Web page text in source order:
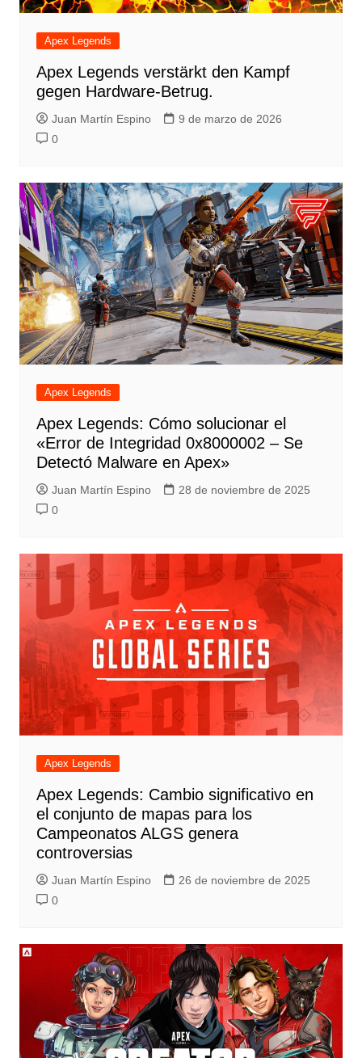
Apex Legends
Apex Legends verstärkt den Kampf
gegen Hardware-Betrug.
Juan Martín Espino
9 de marzo de 2026
0
Apex Legends
Apex Legends: Cómo solucionar el
«Error de Integridad 0x8000002 – Se
Detectó Malware en Apex»
Juan Martín Espino
28 de noviembre de 2025
0
Apex Legends
Apex Legends: Cambio significativo en
el conjunto de mapas para los
Campeonatos ALGS genera
controversias
Juan Martín Espino
26 de noviembre de 2025
0